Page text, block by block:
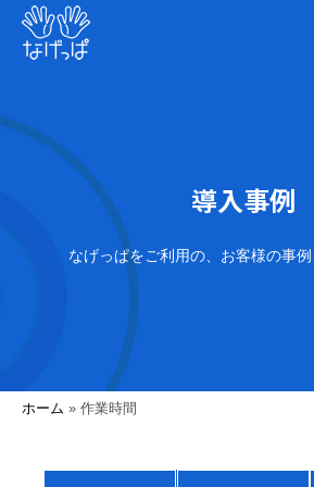
導入事例
なげっぱをご利用の、お客様の事
ホーム » 作業時間